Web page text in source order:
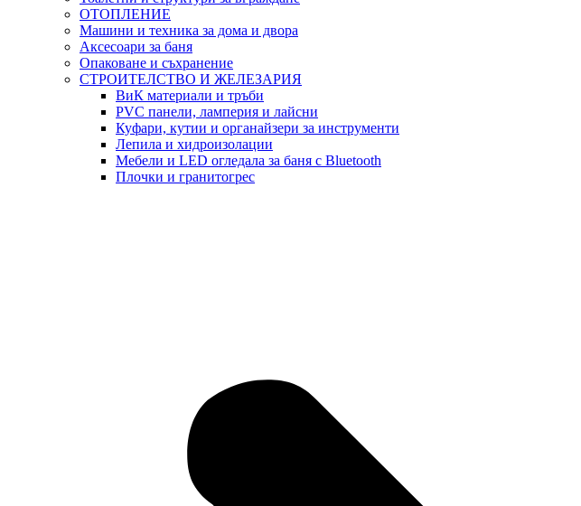
ОТОПЛЕНИЕ
Машини и техника за дома и двора
Аксесоари за баня
Опаковане и съхранение
СТРОИТЕЛСТВО И ЖЕЛЕЗАРИЯ
ВиК материали и тръби
PVC панели, ламперия и лайсни
Куфари, кутии и органайзери за инструменти
Лепила и хидроизолации
Мебели и LED огледала за баня с Bluetooth
Плочки и гранитогрес